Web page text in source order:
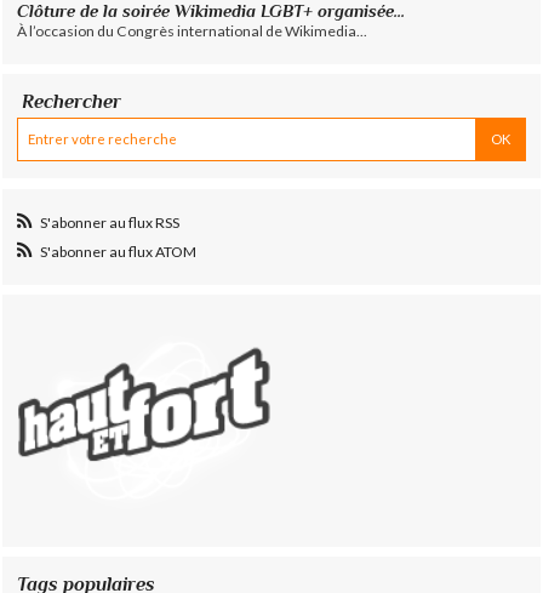
Clôture de la soirée Wikimedia LGBT+ organisée...
À l’occasion du Congrès international de Wikimedia...
Rechercher
S'abonner au flux RSS
S'abonner au flux ATOM
Tags populaires